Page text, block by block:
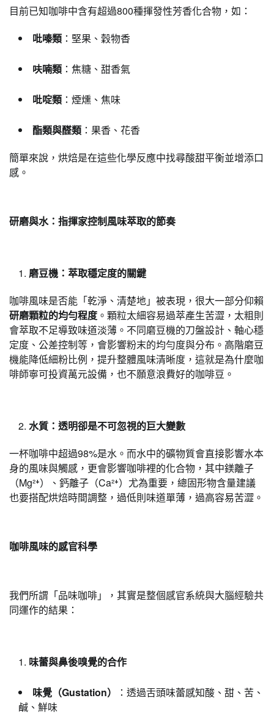
目前已知咖啡中含有超過800種揮發性芳香化合物，如：
吡嗪類 ：堅果、穀物香
呋喃類 ：焦糖、甜香氣
吡啶類 ：煙燻、焦味
酯類與醛類 ：果香、花香
簡單來說，烘焙是在這些化學反應中找尋酸甜平衡並增添口
感。
研磨與水：指揮家控制風味萃取的節奏
磨豆機：萃取穩定度的關鍵
咖啡風味是否能「乾淨、清楚地」被表現，很大一部分仰賴
研磨顆粒的均勻程度 。顆粒太細容易過萃產生苦澀，太粗則
會萃取不足導致味道淡薄。不同磨豆機的刀盤設計、軸心穩
定度、公差控制等，會影響粉末的均勻度與分布。高階磨豆
機能降低細粉比例，提升整體風味清晰度，這就是為什麼咖
啡師寧可投資萬元設備，也不願意浪費好的咖啡豆。
水質：透明卻是不可忽視的巨大變數
一杯咖啡中超過98%是水。而水中的礦物質會直接影響水本
身的風味與觸感，更會影響咖啡裡的化合物，其中鎂離子
（Mg²⁺）、鈣離子（Ca²⁺）尤為重要，總固形物含量建議
也要搭配烘焙時間調整，過低則味道單薄，過高容易苦澀。
咖啡風味的感官科學
我們所謂「品味咖啡」，其實是整個感官系統與大腦經驗共
同運作的結果：
味蕾與鼻後嗅覺的合作
味覺（Gustation）
：透過舌頭味蕾感知酸、甜、苦、
鹹、鮮味